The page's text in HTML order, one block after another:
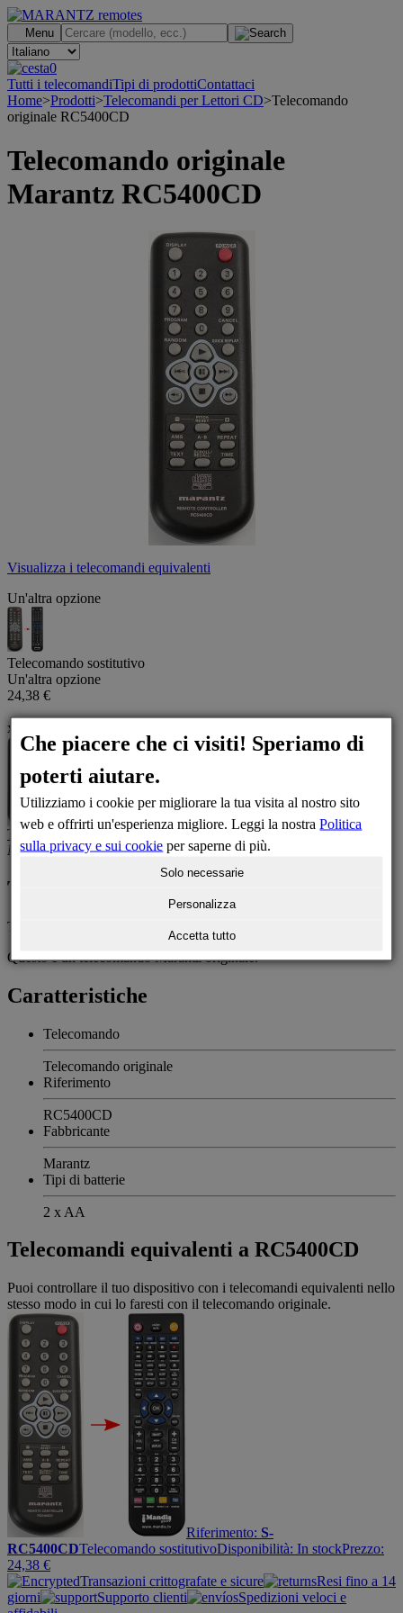
Menu
0
Tutti i telecomandiTipi di prodottiContattaci
Home>Prodotti>Telecomandi per Lettori CD>Telecomando
originale RC5400CD
Telecomando originale
Marantz RC5400CD
Visualizza i telecomandi equivalenti
Un'altra opzione
Telecomando sostitutivo
Un'altra opzione
24,38 €
x
Telecomando sostitutivoTelecomando sostitutivo24,38 €In stock
Non disponibileNon disponibile al momento
Telecomando Marantz RC5400CD
Telecomando originale per Marantz RC5400CD.
Questo è un telecomando Marantz originale.
Caratteristiche
Telecomando
Telecomando originale
Riferimento
RC5400CD
Fabbricante
Marantz
Tipi di batterie
2 x AA
Telecomandi equivalenti a RC5400CD
Puoi controllare il tuo dispositivo con i telecomandi equivalenti nello
stesso modo in cui lo faresti con il telecomando originale.
Riferimento: S-
RC5400CDTelecomando sostitutivoDisponibilità: In stockPrezzo:
24,38 €
Transazioni crittografate e sicure
Resi fino a 14
giorni
Supporto clienti
Spedizioni veloci e
Che piacere che ci visiti! Speriamo di
poterti aiutare.
Utilizziamo i cookie per migliorare la tua visita al nostro sito
web e offrirti un'esperienza migliore. Leggi la nostraPolitica
sulla privacy e sui cookie per saperne di più.
Solo necessarie
Personalizza
Accetta tutto